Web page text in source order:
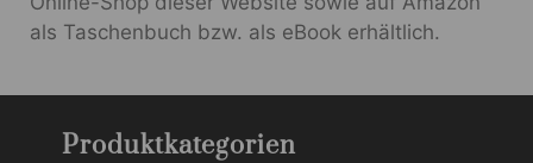
als Taschenbuch bzw. als eBook erhältlich.
Produktkategorien